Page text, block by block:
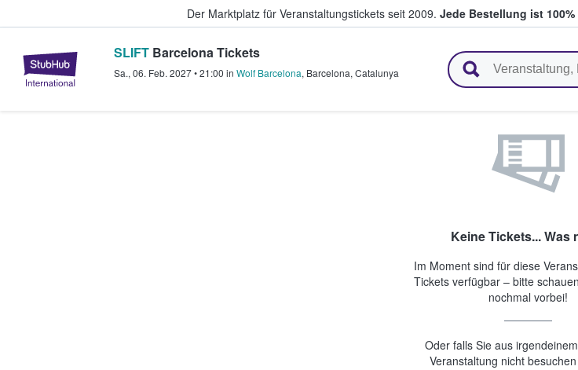
Der Marktplatz für Veranstaltungstickets seit 2009. Jede Bestellung ist
StubHub - Wo Fans Tickets kaufen & verkaufen
SLIFT Barcelona Tickets
Sa., 06. Feb. 2027•21:00 in Wolf Barcelona, Barcelona, Catalunya
Keine Tickets... Was
Im Moment sind für diese
Tickets verfügbar – bitte
nochmal vorbei!
Oder falls Sie aus
Veranstaltung nicht